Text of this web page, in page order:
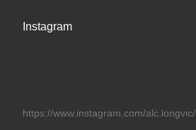
Instagram
https://www.instagram.com/alc.longvic/